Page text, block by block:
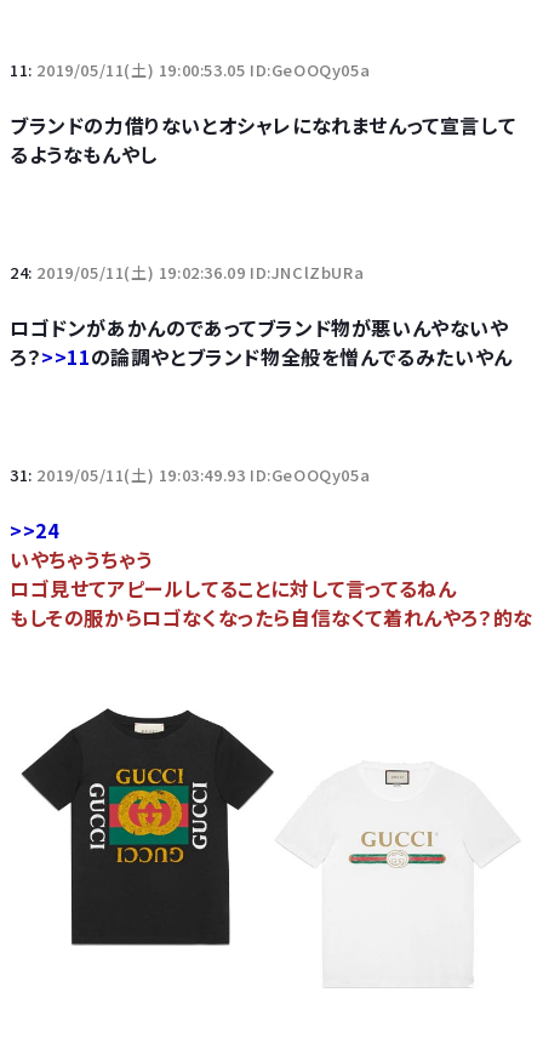
11: 2019/05/11(土) 19:00:53.05 ID:GeOOQy05a
ブランドの力借りないとオシャレになれませんって宣言して
るようなもんやし
24: 2019/05/11(土) 19:02:36.09 ID:JNClZbURa
ロゴドンがあかんのであってブランド物が悪いんやないや
ろ？>>11の論調やとブランド物全般を憎んでるみたいやん
31: 2019/05/11(土) 19:03:49.93 ID:GeOOQy05a
>>24
いやちゃうちゃう
ロゴ見せてアピールしてることに対して言ってるねん
もしその服からロゴなくなったら自信なくて着れんやろ？的な